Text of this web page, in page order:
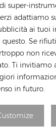
super-
adattiamo
ai tuoi
Se
non
Ti invitiamo
in futuro.
39 Kung-Um
Cung
Moi, Phu
City,